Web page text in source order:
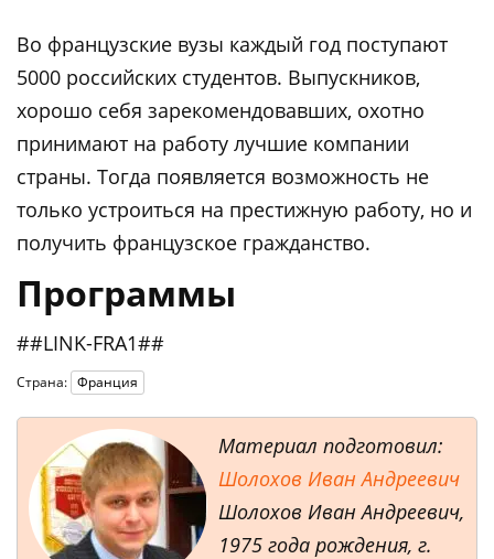
Во французские вузы каждый год поступают
5000 российских студентов. Выпускников,
хорошо себя зарекомендовавших, охотно
принимают на работу лучшие компании
страны. Тогда появляется возможность не
только устроиться на престижную работу, но и
получить французское гражданство.
Программы
##LINK-FRA1##
Страна: Франция
Материал подготовил:
Шолохов Иван Андреевич
Шолохов Иван Андреевич,
1975 года рождения, г.